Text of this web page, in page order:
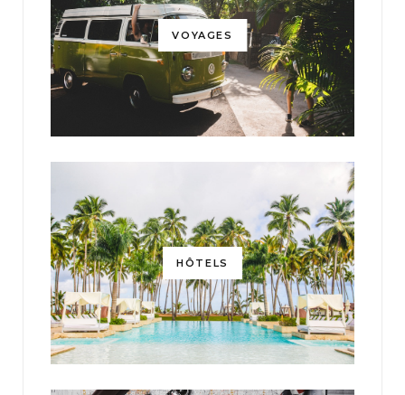
VOYAGES
HÔTELS